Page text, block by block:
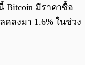
Bitcoin มีราคาซื้อ
ลงมา 1.6% ในช่วง